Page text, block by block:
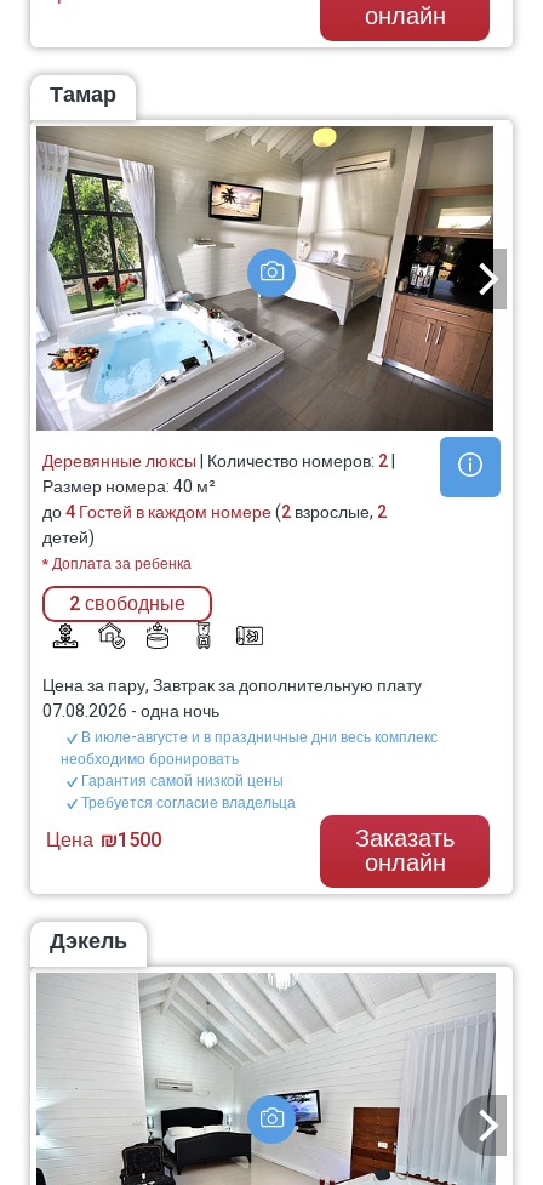
онлайн
Тамар
Деревянные люксы| Количество номеров: 2|
Размер номера: 40 м²
до4 Гостей в каждом номере(2взрослые, 2
детей)
* Доплата за ребенка
2 свободные
Цена за пару, Завтрак за дополнительную плату
07.08.2026 -одна ночь
В июле-августе и в праздничные дни весь комплекс
необходимо бронировать
Гарантия самой низкой цены
Требуется согласие владельца
Цена ₪1500 Заказать
онлайн
Дэкель